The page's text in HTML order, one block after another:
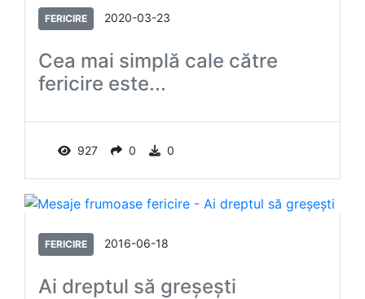
FERICIRE 2020-03-23
Cea mai simplă cale către
fericire este...
927 0 0
FERICIRE 2016-06-18
Ai dreptul să greşeşti